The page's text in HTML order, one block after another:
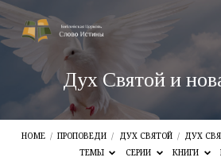
Дух Святой и
HOME / ПРОПОВЕДИ / ДУХ СВЯТОЙ / ДУХ
ТЕМЫ
СЕРИИ КНИГИ